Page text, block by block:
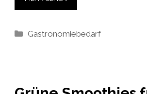
Kategorien
Gastronomiebedarf